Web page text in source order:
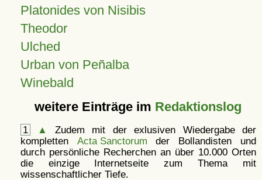
Platonides von Nisibis
Theodor
Ulched
Urban von Peñalba
Winebald
weitere Einträge im Redaktionslog
1 ▲
Zudem mit der exlusiven Wiedergabe der
kompletten Acta Sanctorum der Bollandisten und
durch persönliche Recherchen an über 10.000 Orten
die einzige Internetseite zum Thema mit
wissenschaftlicher Tiefe.